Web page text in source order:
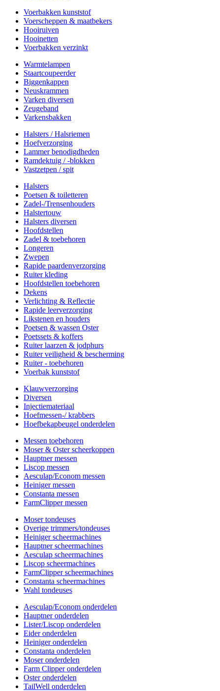
Voerbakken kunststof
Voerscheppen & maatbekers
Hooiruiven
Hooinetten
Voerbakken verzinkt
Warmtelampen
Staartcoupeerder
Biggenkappen
Neuskrammen
Varken diversen
Zeugeband
Varkensbakken
Halsters / Halsriemen
Hoefverzorging
Lammer benodigdheden
Ramdektuig / -blokken
Vastzetpen / spit
Halsters
Poetsen & toiletteren
Zadel-/Trensenhouders
Halstertouw
Halsters diversen
Hoofdstellen
Zadel & toebehoren
Longeren
Zwepen
Rapide paardenverzorging
Ruiter kleding
Hoofdstellen toebehoren
Dekens
Verlichting & Reflectie
Rapide leerverzorging
Likstenen en houders
Poetsen & wassen Oster
Poetssets & koffers
Ruiter laarzen & jodphurs
Ruiter veiligheid & bescherming
Ruiter - toebehoren
Voerbak kunststof
Klauwverzorging
Diversen
Injectiemateriaal
Hoefmessen-/ krabbers
Hoefbekapbeugel onderdelen
Messen toebehoren
Moser & Oster scheerkoppen
Hauptner messen
Liscop messen
Aesculap/Econom messen
Heiniger messen
Constanta messen
FarmClipper messen
Moser tondeuses
Overige trimmers/tondeuses
Heiniger scheermachines
Hauptner scheermachines
Aesculap scheermachines
Liscop scheermachines
FarmClipper scheermachines
Constanta scheermachines
Wahl tondeuses
Aesculap/Econom onderdelen
Hauptner onderdelen
Lister/Liscop onderdelen
Eider onderdelen
Heiniger onderdelen
Constanta onderdelen
Moser onderdelen
Farm Clipper onderdelen
Oster onderdelen
TailWell onderdelen